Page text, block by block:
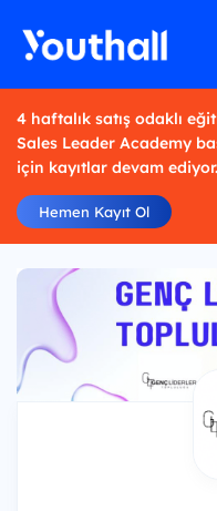
4 haftalık satış odaklı
Sales Leader Academy
için kayıtlar devam ediyor.
Hemen Kayıt Ol